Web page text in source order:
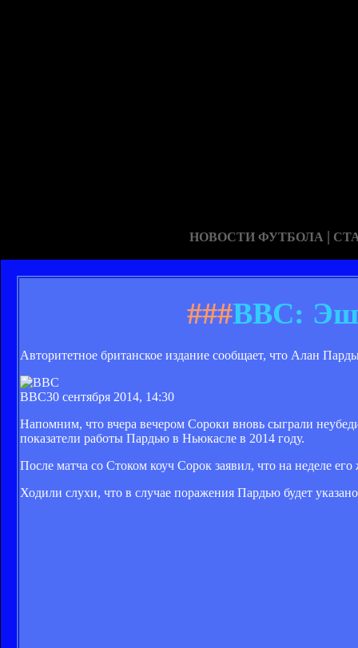
НОВОСТИ ФУТБОЛА |
###BBC:
Авторитетное британское издание сообщает, что Алан
BBC30 сентября 2014, 14:30
Напомним, что вчера вечером Сороки вновь сыграли
показатели работы Пардью в Ньюкасле в 2014 году.
После матча со Стоком коуч Сорок заявил, что на неделе
Ходили слухи, что в случае поражения Пардью будет